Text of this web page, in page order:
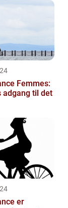
Femmes:
adgang til det
er